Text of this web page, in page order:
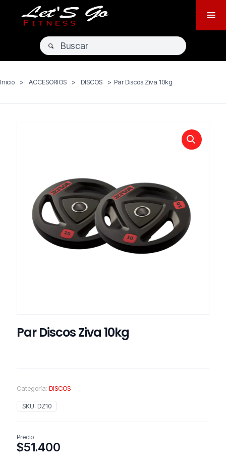
Inicio > ACCESORIOS > DISCOS > Par Discos Ziva 10kg
Par Discos Ziva 10kg
Categoría: DISCOS
SKU: DZ10
Precio
$51.400